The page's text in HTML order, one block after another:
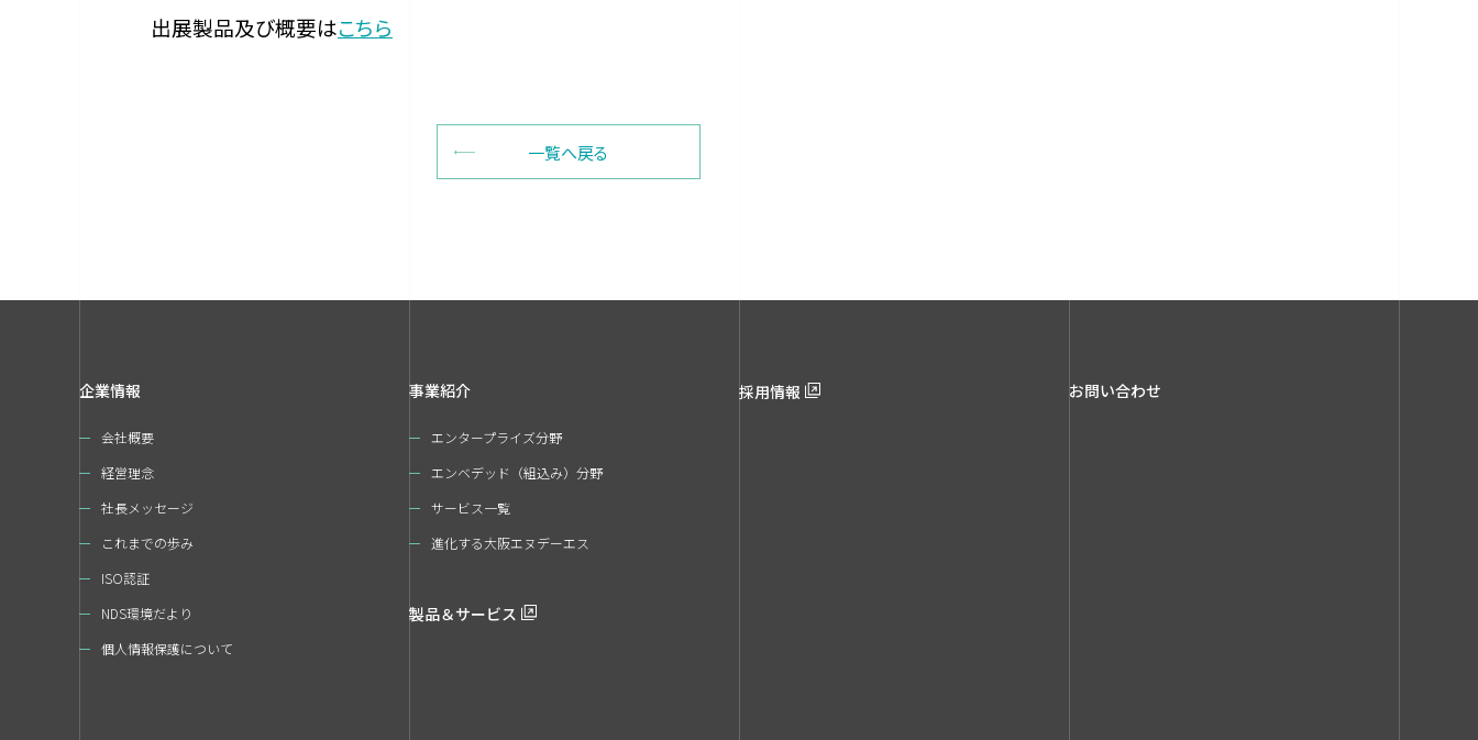
出展製品及び概要はこちら
一覧へ戻る
企業情報
会社概要
経営理念
社長メッセージ
これまでの歩み
ISO認証
NDS環境だより
個人情報保護について
事業紹介
エンタープライズ分野
エンベデッド（組込み）分野
サービス一覧
進化する大阪エヌデーエス
製品＆サービス
採用情報 お問い合わせ